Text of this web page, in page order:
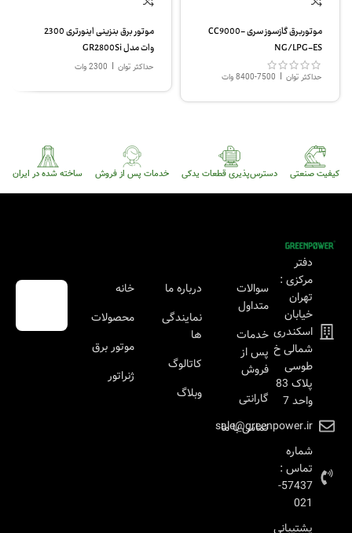
موتوربرق گازسوز سری CC9000-
NG/LPG-ES
حداکثر توان | 7500-8400 وات
موتور برق بنزینی اینورتری 2300
وات مدل GR2800Si
حداکثر توان | 2300 وات
کیفیت صنعتی دسترس‌پذیری قطعات یدکی خدمات پس از فروش ساخته شده در ایران
دفتر
مرکزی :
تهران
خیابان
اسکندری
شمالی خ
طوسی
پلاک 83
واحد 7
sale@greenpower.ir
شماره
تماس :
57437-
021
پشتیبانی
سوالات
متداول
خدمات
پس از
فروش
گارانتی
تماس با ما
درباره ما
نمایندگی
ها
کاتالوگ
وبلاگ
خانه
محصولات
موتور برق
ژنراتور